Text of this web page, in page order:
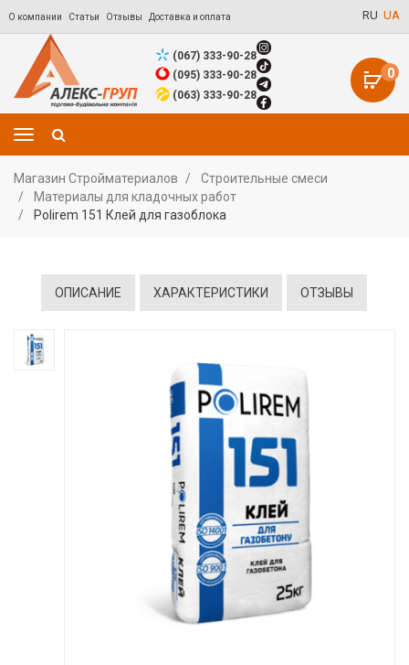
О компании Статьи Отзывы Доставка и оплата RU UA
0
(067) 333-90-28
(095) 333-90-28
(063) 333-90-28
Магазин Стройматериалов
Строительные смеси
Материалы для кладочных работ
Polirem 151 Клей для газоблока
ОПИСАНИЕ ХАРАКТЕРИСТИКИ ОТЗЫВЫ